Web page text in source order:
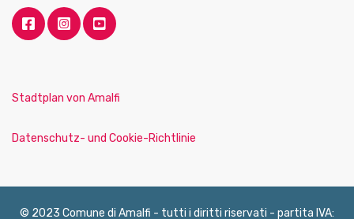
Stadtplan von Amalfi
Datenschutz- und Cookie-Richtlinie
© 2023 Comune di Amalfi - tutti i diritti riservati - partita IVA: